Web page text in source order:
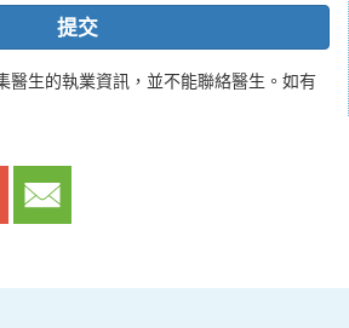
提交
醫生的執業資訊，並不能聯絡醫生。如有